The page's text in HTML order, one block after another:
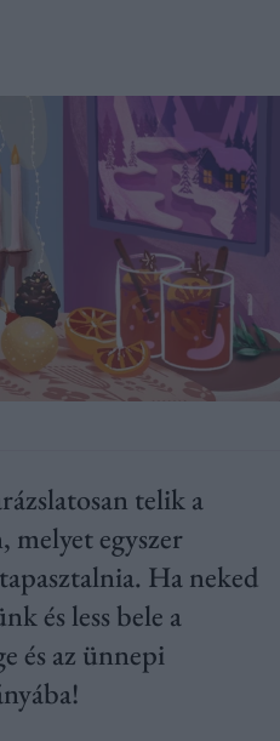
telik a
melyet egyszer
Ha neked
és less bele a
és az ünnepi